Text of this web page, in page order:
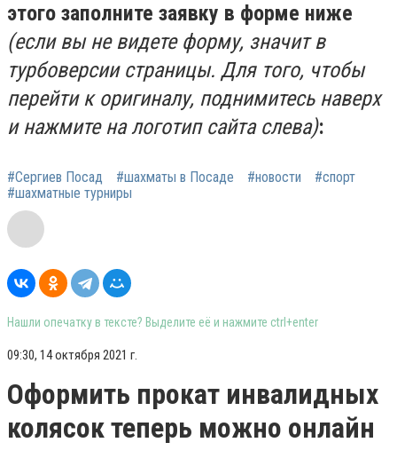
этого заполните заявку в форме ниже
(если вы не видете форму, значит в
турбоверсии страницы. Для того, чтобы
перейти к оригиналу, поднимитесь наверх
и нажмите на логотип сайта слева):
#Сергиев Посад #шахматы в Посаде #новости
#спорт
#шахматные турниры
Нашли опечатку в тексте? Выделите её и нажмите ctrl+enter
09:30, 14 октября 2021 г.
Оформить прокат инвалидных
колясок теперь можно онлайн